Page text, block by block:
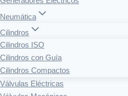
Neumática
Cilindros
Cilindros ISO
Cilindros con Guía
Cilindros Compactos
Válvulas Eléctricas